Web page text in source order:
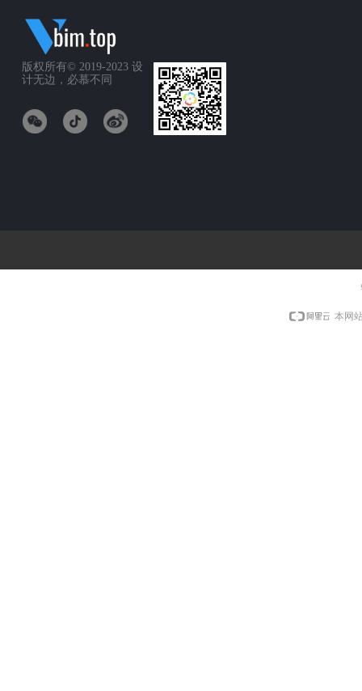
版权所有© 2019-2023 设
计无边，必慕不同
本网